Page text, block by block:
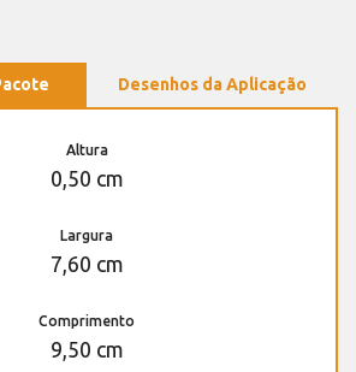
Desenhos da Aplicação
Altura
0,50 cm
Largura
7,60 cm
Comprimento
9,50 cm